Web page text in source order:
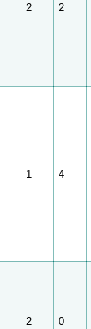
2 2
1 4
2 0